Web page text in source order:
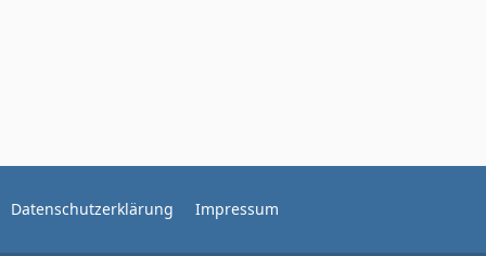
Datenschutzerklärung Impressum